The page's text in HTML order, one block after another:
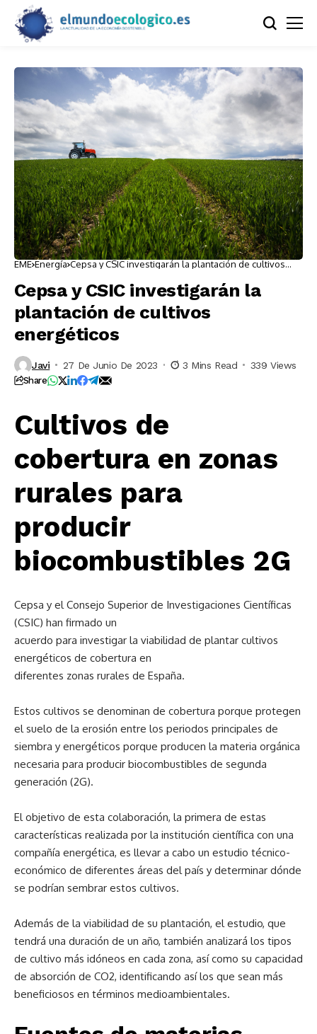
EME Energía Cepsa y CSIC investigarán la plantación de cultivos
Cepsa y CSIC investigarán la
plantación de cultivos
energéticos
Javi 27 De Junio De 2023 3 Mins Read 339 Views
Share
Cultivos de
cobertura en zonas
rurales para
producir
biocombustibles 2G
Cepsa y el Consejo Superior de Investigaciones Científicas
(CSIC) han firmado un
acuerdo para investigar la viabilidad de plantar cultivos
energéticos de cobertura en
diferentes zonas rurales de España.
Estos cultivos se denominan de cobertura porque protegen
el suelo de la erosión entre los periodos principales de
siembra y energéticos porque producen la materia orgánica
necesaria para producir biocombustibles de segunda
generación (2G).
El objetivo de esta colaboración, la primera de estas
características realizada por la institución científica con una
compañía energética, es llevar a cabo un estudio técnico-
económico de diferentes áreas del país y determinar dónde
se podrían sembrar estos cultivos.
Además de la viabilidad de su plantación, el estudio, que
tendrá una duración de un año, también analizará los tipos
de cultivo más idóneos en cada zona, así como su capacidad
de absorción de CO2, identificando así los que sean más
beneficiosos en términos medioambientales.